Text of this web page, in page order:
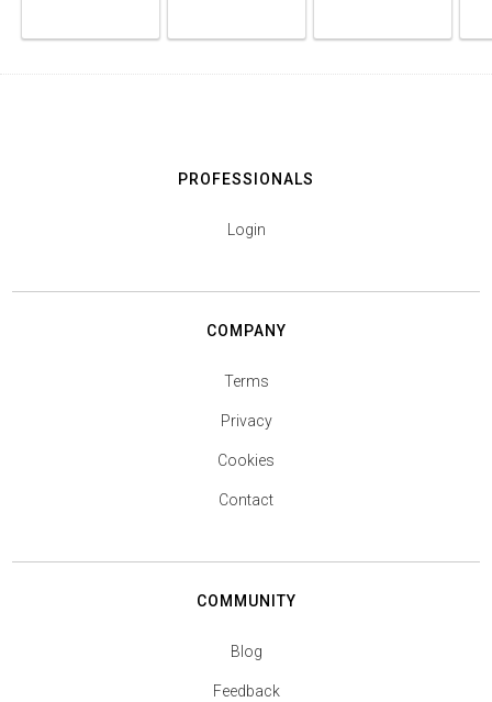
PROFESSIONALS
Login
COMPANY
Terms
Privacy
Cookies
Contact
COMMUNITY
Blog
Feedback